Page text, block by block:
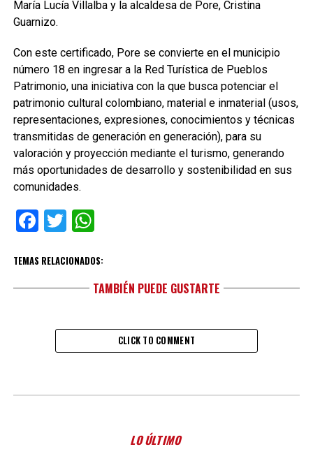
María Lucía Villalba y la alcaldesa de Pore, Cristina
Guarnizo.
Con este certificado, Pore se convierte en el municipio
número 18 en ingresar a la Red Turística de Pueblos
Patrimonio, una iniciativa con la que busca potenciar el
patrimonio cultural colombiano, material e inmaterial (usos,
representaciones, expresiones, conocimientos y técnicas
transmitidas de generación en generación), para su
valoración y proyección mediante el turismo, generando
más oportunidades de desarrollo y sostenibilidad en sus
comunidades.
Facebook
TwitterWhatsApp
TEMAS RELACIONADOS:
TAMBIÉN PUEDE GUSTARTE
CLICK TO COMMENT
LO ÚLTIMO